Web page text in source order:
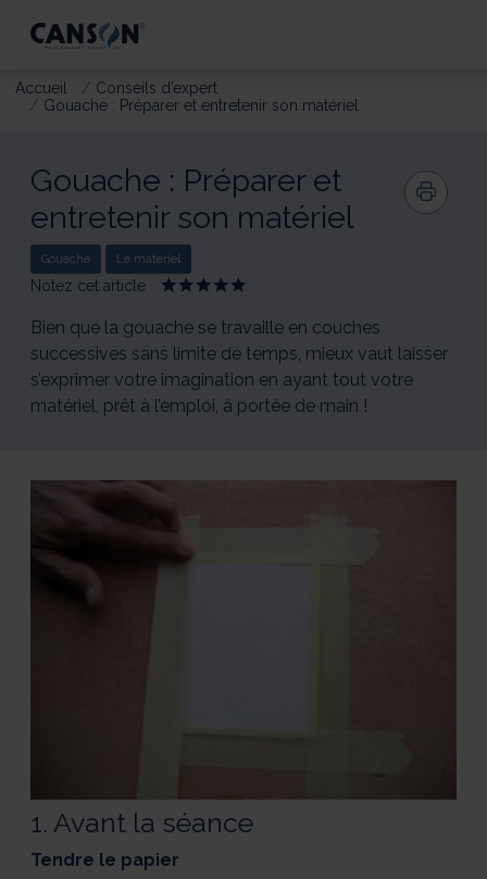
Accueil
Conseils d’expert
Gouache : Préparer et entretenir son matériel
Gouache : Préparer et
entretenir son matériel
Gouache Le matériel
Notez cet article
Give
:
et
entretenir
matériel
Give
:
et
entretenir
son
matériel
Give
:
et
entretenir
son
matériel
Give
:
et
entretenir
son
matériel
Give
:
et
entretenir
matériel
Bien que la gouache se travaille en couches
successives sans limite de temps, mieux vaut laisser
s’exprimer votre imagination en ayant tout votre
matériel, prêt à l’emploi, à portée de main !
1. Avant la séance
Tendre le papier